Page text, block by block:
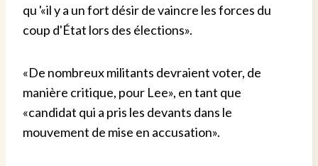
qu '«il y a un fort désir de vaincre les forces du
coup d'État lors des élections».
«De nombreux militants devraient voter, de
manière critique, pour Lee», en tant que
«candidat qui a pris les devants dans le
mouvement de mise en accusation».